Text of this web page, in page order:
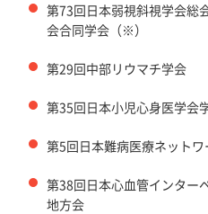
第73回日本弱視斜視学会総
会合同学会（※）
第29回中部リウマチ学会
第35回日本小児心身医学会
第5回日本難病医療ネット
第38回日本心血管インター
地方会